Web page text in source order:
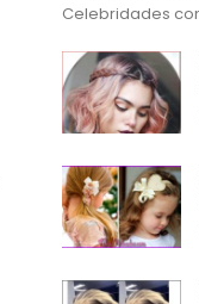
Celebridades